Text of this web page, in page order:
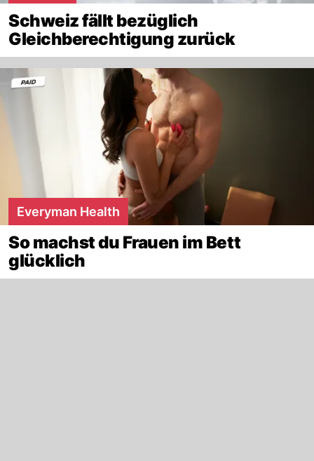
Schweiz fällt bezüglich
Gleichberechtigung zurück
Everyman Health
So machst du Frauen im Bett
glücklich